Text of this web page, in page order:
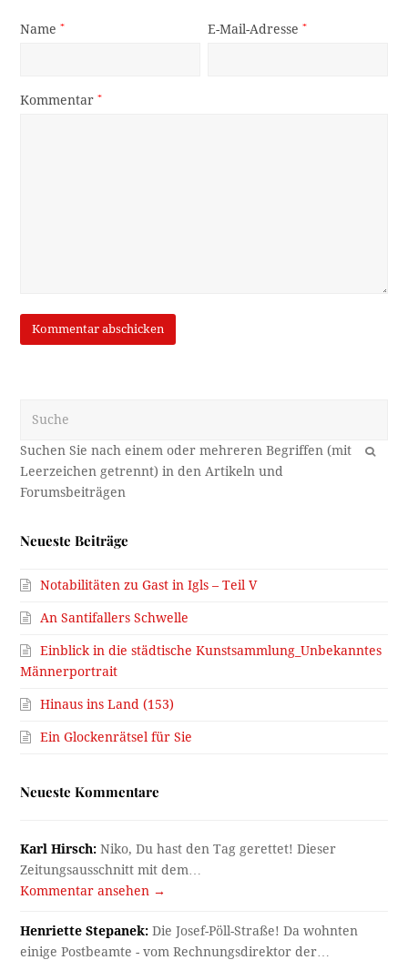
Name* E-Mail-Adresse*
Kommentar*
OK
Neueste Beiträge
Notabilitäten zu Gast in Igls – Teil V
An Santifallers Schwelle
Einblick in die städtische Kunstsammlung_Unbekanntes
Männerportrait
Hinaus ins Land (153)
Ein Glockenrätsel für Sie
Neueste Kommentare
Karl Hirsch: Niko, Du hast den Tag gerettet! Dieser
Zeitungsausschnitt mit dem…
Kommentar ansehen →
Henriette Stepanek: Die Josef-Pöll-Straße! Da wohnten
einige Postbeamte - vom Rechnungsdirektor der…